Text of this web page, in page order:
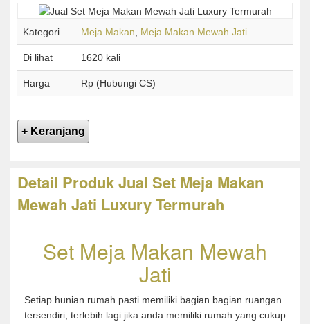
Kategori Meja Makan, Meja Makan Mewah Jati
Di lihat 1620 kali
Harga Rp (Hubungi CS)
Detail Produk Jual Set Meja Makan
Mewah Jati Luxury Termurah
Set Meja Makan Mewah
Jati
Setiap hunian rumah pasti memiliki bagian bagian ruangan
tersendiri, terlebih lagi jika anda memiliki rumah yang cukup